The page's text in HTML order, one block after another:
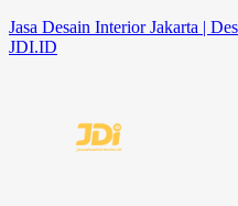
Jasa Desain Interior Jakarta |
JDI.ID